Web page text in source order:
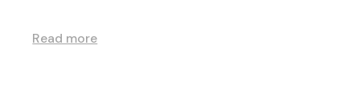
Read more